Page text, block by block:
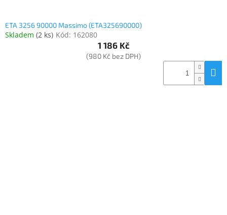
ETA 3256 90000 Massimo (ETA325690000)
Skladem (2 ks) Kód: 162080
1 186 Kč
(980 Kč bez DPH)